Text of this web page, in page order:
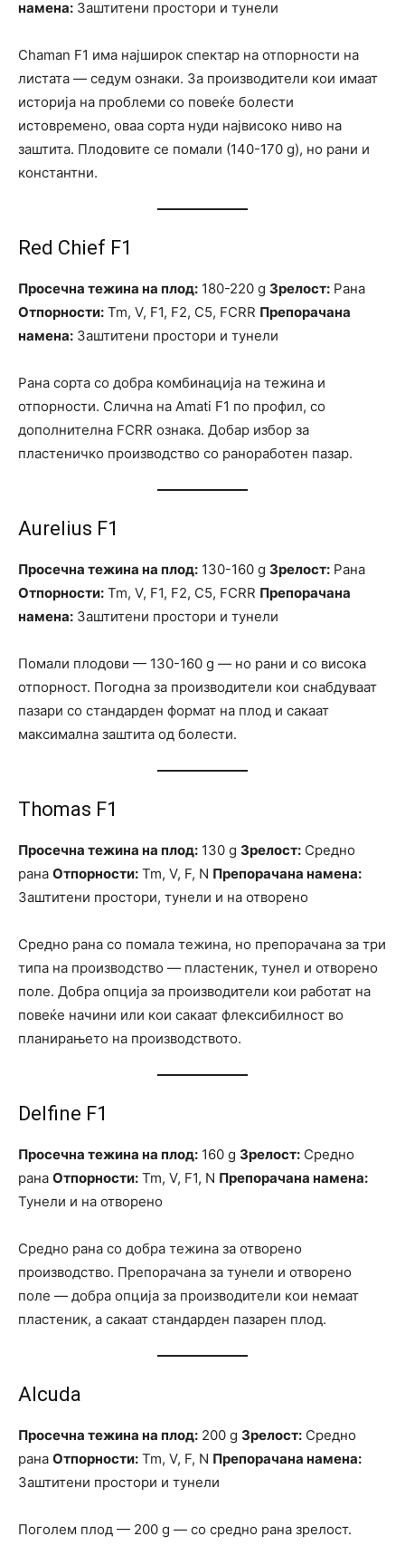
намена: Заштитени простори и тунели
Chaman F1 има најширок спектар на отпорности на
листата — седум ознаки. За производители кои имаат
историја на проблеми со повеќе болести
истовремено, оваа сорта нуди највисоко ниво на
заштита. Плодовите се помали (140-170 g), но рани и
константни.
Red Chief F1
Просечна тежина на плод: 180-220 g Зрелост: Рана
Отпорности: Tm, V, F1, F2, C5, FCRR Препорачана
намена: Заштитени простори и тунели
Рана сорта со добра комбинација на тежина и
отпорности. Слична на Amati F1 по профил, со
дополнителна FCRR ознака. Добар избор за
пластеничко производство со раноработен пазар.
Aurelius F1
Просечна тежина на плод: 130-160 g Зрелост: Рана
Отпорности: Tm, V, F1, F2, C5, FCRR Препорачана
намена: Заштитени простори и тунели
Помали плодови — 130-160 g — но рани и со висока
отпорност. Погодна за производители кои снабдуваат
пазари со стандарден формат на плод и сакаат
максимална заштита од болести.
Thomas F1
Просечна тежина на плод: 130 g Зрелост: Средно
рана Отпорности: Tm, V, F, N Препорачана намена:
Заштитени простори, тунели и на отворено
Средно рана со помала тежина, но препорачана за три
типа на производство — пластеник, тунел и отворено
поле. Добра опција за производители кои работат на
повеќе начини или кои сакаат флексибилност во
планирањето на производството.
Delfine F1
Просечна тежина на плод: 160 g Зрелост: Средно
рана Отпорности: Tm, V, F1, N Препорачана намена:
Тунели и на отворено
Средно рана со добра тежина за отворено
производство. Препорачана за тунели и отворено
поле — добра опција за производители кои немаат
пластеник, а сакаат стандарден пазарен плод.
Alcuda
Просечна тежина на плод: 200 g Зрелост: Средно
рана Отпорности: Tm, V, F, N Препорачана намена:
Заштитени простори и тунели
Поголем плод — 200 g — со средно ранa зрелост.